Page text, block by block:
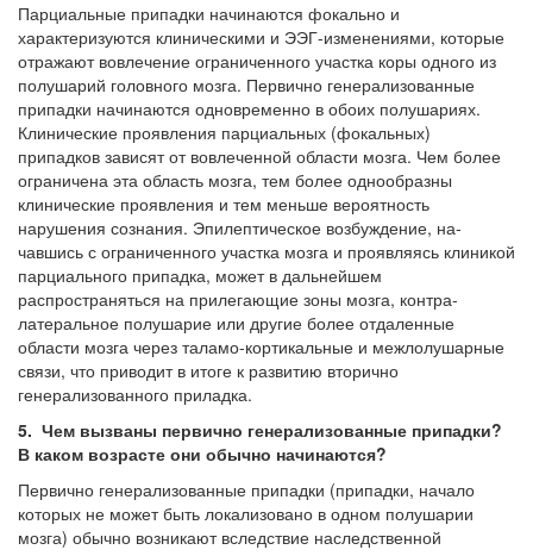
Парциальные припадки начинаются фокально и
характеризуются клиническими и ЭЭГ-изменениями, которые
отражают вовлечение ограниченного участка коры одного из
полушарий головного мозга. Первично генерализованные
припадки начинаются одновременно в обоих полушариях.
Клинические проявления парци­альных (фокальных)
припадков зависят от вовлеченной области мозга. Чем более
ограничена эта область мозга, тем более однообразны
клинические проявления и тем меньше вероятность
нарушения сознания. Эпилептическое возбуждение, на­
чавшись с ограниченного участка мозга и проявляясь клиникой
парциального при­падка, может в дальнейшем
распространяться на прилегающие зоны мозга, контра-
латеральное полушарие или другие более отдаленные
области мозга через таламо-кортикальные и межлолушарные
связи, что приводит в итоге к развитию вторично
генерализованного приладка.
5. Чем вызваны первично генерализованные припадки?
В каком возрасте они обычно начинаются?
Первично генерализованные припадки (припадки, начало
которых не может быть локализовано в одном полушарии
мозга) обычно возникают вследствие на­следственной